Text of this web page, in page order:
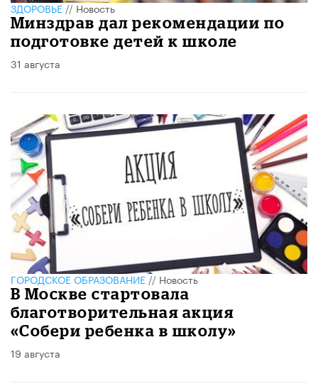
ЗДОРОВЬЕ//Новость
Минздрав дал рекомендации по
подготовке детей к школе
31 августа
ГОРОДСКОЕ ОБРАЗОВАНИЕ// Новость
В Москве стартовала
благотворительная акция
«Собери ребенка в школу»
19 августа